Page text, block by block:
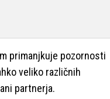
primanjkuje pozornosti
veliko različnih
partnerja.